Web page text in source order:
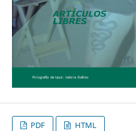
PDF HTML